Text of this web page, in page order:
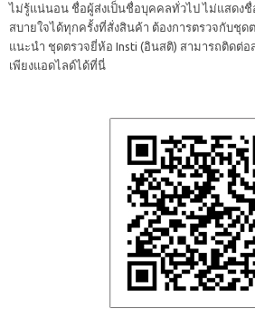
ไม่รู้แน่นอน ชื่อผู้ส่งเป็นชื่อบุคคลทั่วไป ไม่แสดง
สบายใจได้ทุกครั้งที่สั่งสินค้า ต้องการตรวจกับชุด
แนะนำ ชุดตรวจยี่ห้อ Insti (อินสติ) สามารถติดต่อ
เพียงแอดไลด์ได้ที่นี่